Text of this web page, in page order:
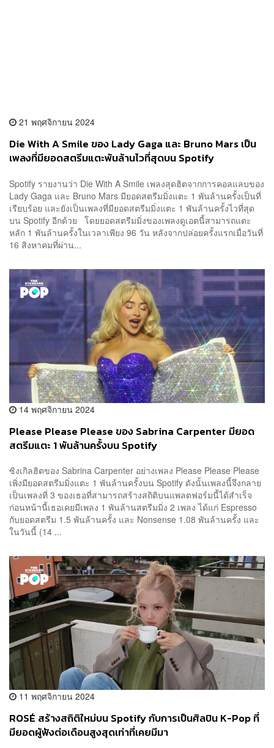
21 พฤศจิกายน 2024
Die With A Smile ของ Lady Gaga และ Bruno Mars เป็น
เพลงที่มียอดสตรีมแตะพันล้านไวที่สุดบน Spotify
Spotify รายงานว่า Die With A Smile เพลงสุดฮิตจากการคอลแลบของ
Lady Gaga และ Bruno Mars มียอดสตรีมมิ่งแตะ 1 พันล้านครั้งเป็นที่
เรียบร้อย และยังเป็นเพลงที่มียอดสตรีมมิ่งแตะ 1 พันล้านครั้งไวที่สุด
บน Spotify อีกด้วย โดยยอดสตรีมมิ่งของเพลงดูเอตนี้สามารถแตะ
หลัก 1 พันล้านครั้งในเวลาเพียง 96 วัน หลังจากปล่อยครั้งแรกเมื่อวันที่
16 สิงหาคมที่ผ่าน...
14 พฤศจิกายน 2024
Please Please Please ของ Sabrina Carpenter มียอด
สตรีมแตะ 1 พันล้านครั้งบน Spotify
ซิงเกิลฮิตของ Sabrina Carpenter อย่างเพลง Please Please Please
เพิ่งมียอดสตรีมมิ่งแตะ 1 พันล้านครั้งบน Spotify ดังนั้นเพลงนี้จึงกลาย
เป็นเพลงที่ 3 ของเธอที่สามารถสร้างสถิติบนแพลตฟอร์มนี้ได้สำเร็จ
ก่อนหน้านี้เธอเคยมีเพลง 1 พันล้านสตรีมมิ่ง 2 เพลง ได้แก่ Espresso
กับยอดสตรีม 1.5 พันล้านครั้ง และ Nonsense 1.08 พันล้านครั้ง และ
ในวันนี้ (14 ...
11 พฤศจิกายน 2024
ROSÉ สร้างสถิติใหม่บน Spotify กับการเป็นศิลปิน K-Pop ที่
มียอดผู้ฟังต่อเดือนสูงสุดเท่าที่เคยมีมา